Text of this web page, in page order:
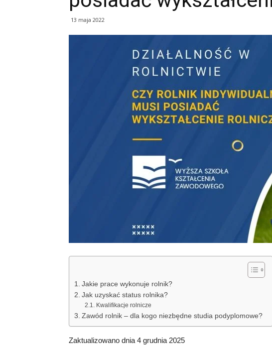
13 maja 2022
Jakie prace wykonuje rolnik?
Jak uzyskać status rolnika?
Kwalifikacje rolnicze
Zawód rolnik – dla kogo niezbędne studia podyplomowe?
Zaktualizowano dnia 4 grudnia 2025